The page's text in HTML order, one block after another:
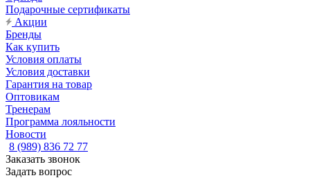
Подарочные сертификаты
Акции
Бренды
Как купить
Условия оплаты
Условия доставки
Гарантия на товар
Оптовикам
Тренерам
Программа лояльности
Новости
8 (989) 836 72 77
Заказать звонок
Задать вопрос